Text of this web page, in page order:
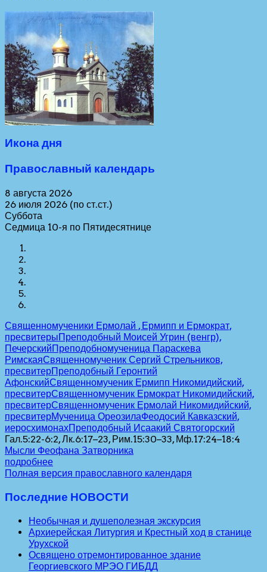
Икона дня
Православный календарь
8 августа 2026
26 июля 2026 (по ст.ст.)
Суббота
Седмица 10-я по Пятидесятнице
Священномученики Ермолай , Ермипп и Ермократ,
пресвитерыПреподобный Моисей Угрин (венгр),
ПечерскийПреподобномученица Параскева
РимскаяСвященномученик Сергий Стрельников,
пресвитерПреподобный Геронтий
АфонскийСвященномученик Ермипп Никомидийский,
пресвитерСвященномученик Ермократ Никомидийский,
пресвитерСвященномученик Ермолай Никомидийский,
пресвитерМученица ОреозилаФеодосий Кавказский,
иеросхимонахПреподобный Исаакий Святогорский
Гал.5:22-6:2, Лк.6:17–23, Рим.15:30–33, Мф.17:24–18:4
Мысли Феофана Затворника
подробнее
Полная версия православного календаря
Последние НОВОСТИ
Необычная и душеполезная экскурсия
Архиерейская Литургия и Крестный ход в станице
Урухской
Освящено отремонтированное здание
Георгиевского МРЭО ГИБДД